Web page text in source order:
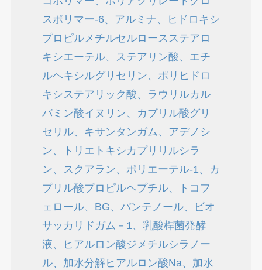
スポリマー-6、アルミナ、ヒドロキシ
プロピルメチルセルロースステアロ
キシエーテル、ステアリン酸、エチ
ルヘキシルグリセリン、ポリヒドロ
キシステアリック酸、ラウリルカル
バミン酸イヌリン、カプリル酸グリ
セリル、キサンタンガム、アデノシ
ン、トリエトキシカプリリルシラ
ン、スクアラン、ポリエーテル-1、カ
プリル酸プロピルヘプチル、トコフ
ェロール、BG、パンテノール、ビオ
サッカリドガム－1、乳酸桿菌発酵
液、ヒアルロン酸ジメチルシラノー
ル、加水分解ヒアルロン酸Na、加水